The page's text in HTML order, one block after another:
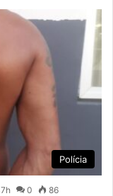
Polícia
0 86